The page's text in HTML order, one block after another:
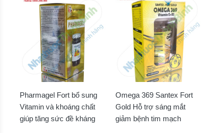
Pharmagel Fort bổ sung
Vitamin và khoáng chất
giúp tăng sức đề kháng
Omega 369 Santex Fort
Gold Hỗ trợ sáng mắt
giảm bệnh tim mạch